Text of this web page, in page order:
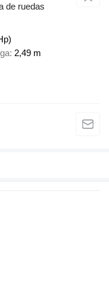
de ruedas
2,49 m